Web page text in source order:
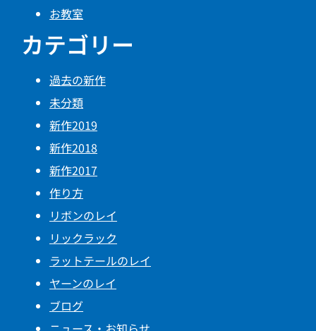
お教室
カテゴリー
過去の新作
未分類
新作2019
新作2018
新作2017
作り方
リボンのレイ
リックラック
ラットテールのレイ
ヤーンのレイ
ブログ